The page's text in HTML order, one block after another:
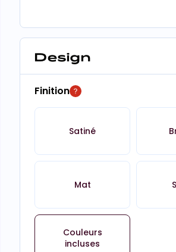
Design
Finition
Satiné
Mat
Couleurs
incluses